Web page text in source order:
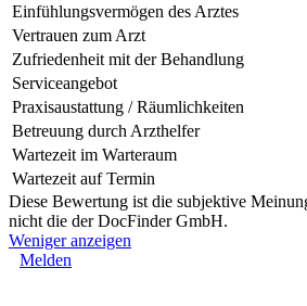
Einfühlungsvermögen des Arztes
Vertrauen zum Arzt
Zufriedenheit mit der Behandlung
Serviceangebot
Praxisaustattung / Räumlichkeiten
Betreuung durch Arzthelfer
Wartezeit im Warteraum
Wartezeit auf Termin
Diese Bewertung ist die subjektive
nicht die der DocFinder GmbH.
Weniger anzeigen
Melden